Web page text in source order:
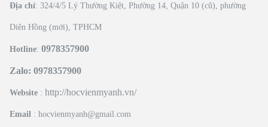
Địa chỉ: 324/4/5 Lý Thường Kiệt, Phường 14, Quận 10 (cũ), phường
Diên Hồng (mới), TPHCM
Hotline:0978357900
Zalo: 0978357900
Website :http://hocvienmyanh.vn/
Email : hocvienmyanh@gmail.com